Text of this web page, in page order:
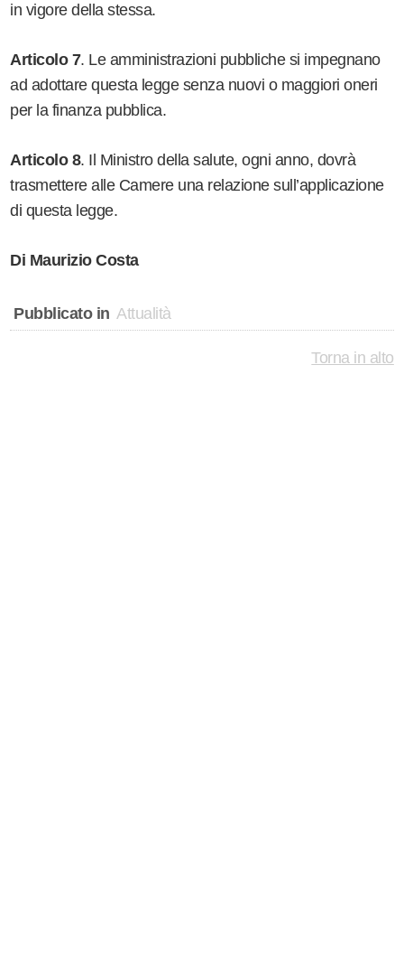
in vigore della stessa.
Articolo 7. Le amministrazioni pubbliche si impegnano
ad adottare questa legge senza nuovi o maggiori oneri
per la finanza pubblica.
Articolo 8. Il Ministro della salute, ogni anno, dovrà
trasmettere alle Camere una relazione sull’applicazione
di questa legge.
Di Maurizio Costa
Pubblicato in Attualità
Torna in alto